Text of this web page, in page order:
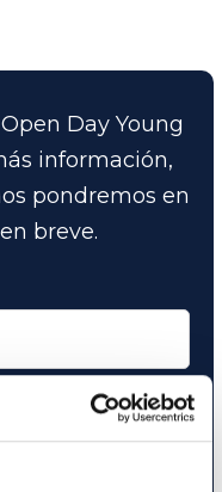
Day Young
información,
pondremos en
breve.